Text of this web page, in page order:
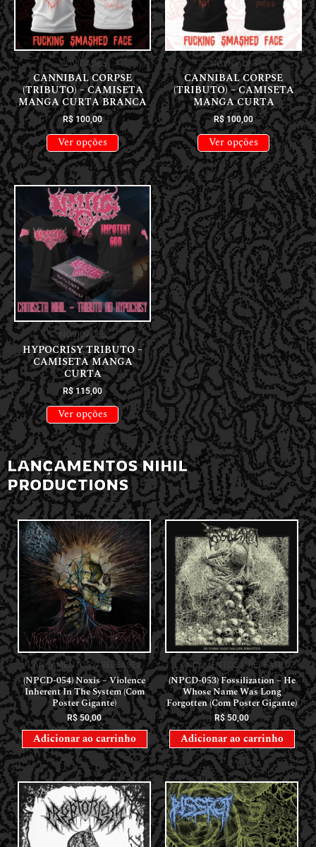
NOVIDADES
CANNIBAL CORPSE
(TRIBUTO) – CAMISETA
MANGA CURTA BRANCA
R$100,00
Ver opções
NOVIDADES
CANNIBAL CORPSE
(TRIBUTO) – CAMISETA
MANGA CURTA
R$100,00
Ver opções
NOVIDADES
HYPOCRISY TRIBUTO –
CAMISETA MANGA
CURTA
R$115,00
Ver opções
LANÇAMENTOS NIHIL
PRODUCTIONS
LANÇAMENTOS // RELEASES
(NPCD-054) Noxis – Violence
Inherent In The System (Com
Poster Gigante)
R$50,00
Adicionar ao carrinho
LANÇAMENTOS // RELEASES
(NPCD-053) Fossilization – He
Whose Name Was Long
Forgotten (Com Poster Gigante)
R$ 50,00
Adicionar ao carrinho